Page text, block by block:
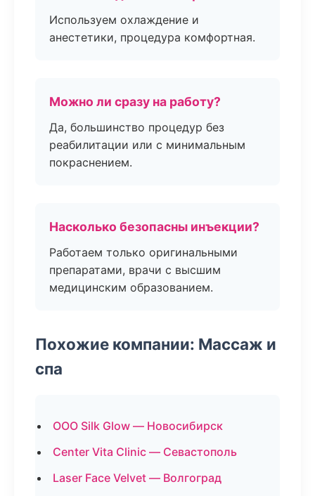
Используем охлаждение и
анестетики, процедура комфортная.
Можно ли сразу на работу?
Да, большинство процедур без
реабилитации или с минимальным
покраснением.
Насколько безопасны инъекции?
Работаем только оригинальными
препаратами, врачи с высшим
медицинским образованием.
Похожие компании: Массаж и
спа
ООО Silk Glow — Новосибирск
Center Vita Clinic — Севастополь
Laser Face Velvet — Волгоград